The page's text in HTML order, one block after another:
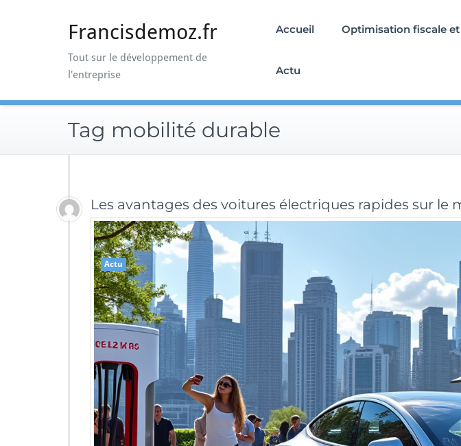
Francisdemoz.fr
Tout sur le développement de
l'entreprise
Accueil Optimisation fiscale
Actu
Tag mobilité durable
Les avantages des voitures électriques rapides sur le
Actu